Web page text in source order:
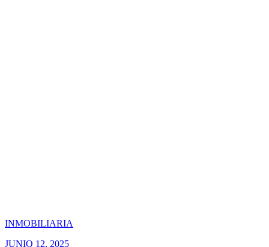
INMOBILIARIA
JUNIO 12, 2025